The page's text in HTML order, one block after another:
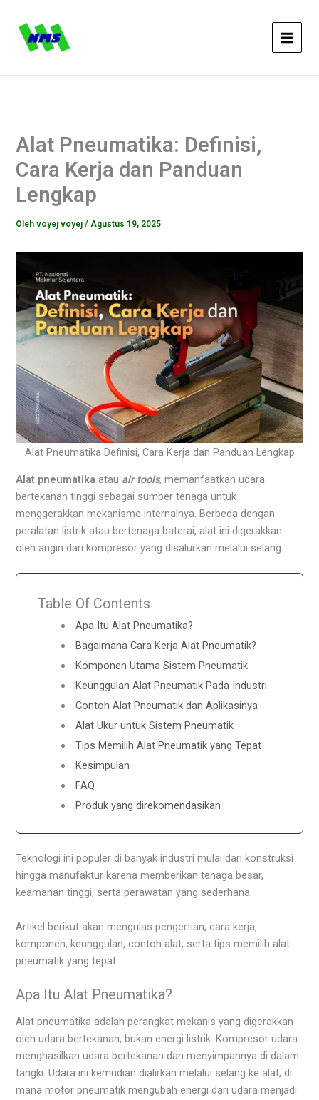
konten
Alat Pneumatika: Definisi,
Cara Kerja dan Panduan
Lengkap
Olehvoyej voyej/Agustus 19, 2025
Alat Pneumatika Definisi, Cara Kerja dan Panduan Lengkap
Alat pneumatika atau air tools, memanfaatkan udara
bertekanan tinggi sebagai sumber tenaga untuk
menggerakkan mekanisme internalnya. Berbeda dengan
peralatan listrik atau bertenaga baterai, alat ini digerakkan
oleh angin dari kompresor yang disalurkan melalui selang.
Table Of Contents
Apa Itu Alat Pneumatika?
Bagaimana Cara Kerja Alat Pneumatik?
Komponen Utama Sistem Pneumatik
Keunggulan Alat Pneumatik Pada Industri
Contoh Alat Pneumatik dan Aplikasinya
Alat Ukur untuk Sistem Pneumatik
Tips Memilih Alat Pneumatik yang Tepat
Kesimpulan
FAQ
Produk yang direkomendasikan
Teknologi ini populer di banyak industri mulai dari konstruksi
hingga manufaktur karena memberikan tenaga besar,
keamanan tinggi, serta perawatan yang sederhana.
Artikel berikut akan mengulas pengertian, cara kerja,
komponen, keunggulan, contoh alat, serta tips memilih alat
pneumatik yang tepat.
Apa Itu Alat Pneumatika?
Alat pneumatika adalah perangkat mekanis yang digerakkan
oleh udara bertekanan, bukan energi listrik. Kompresor udara
menghasilkan udara bertekanan dan menyimpannya di dalam
tangki. Udara ini kemudian dialirkan melalui selang ke alat, di
mana motor pneumatik mengubah energi dari udara menjadi